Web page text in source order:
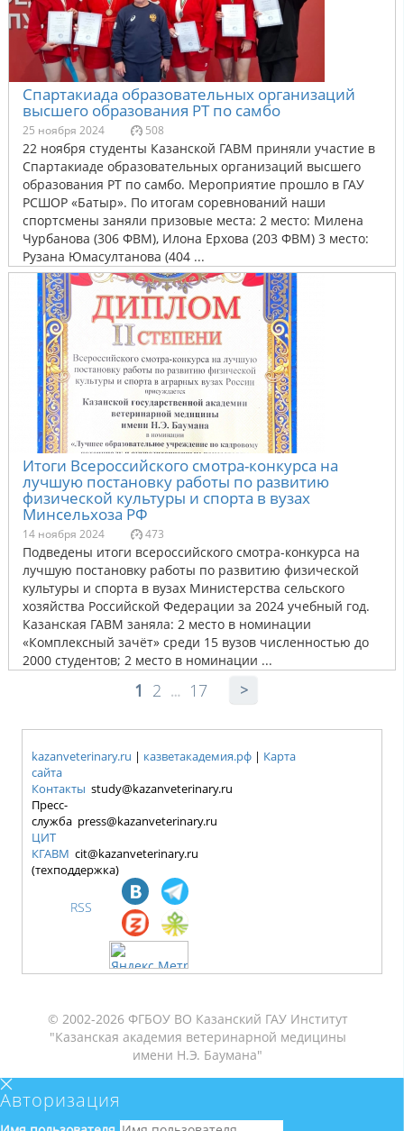
Спартакиада образовательных организаций
высшего образования РТ по самбо
25 ноября 2024 508
22 ноября студенты Казанской ГАВМ приняли участие в
Спартакиаде образовательных организаций высшего
образования РТ по самбо. Мероприятие прошло в ГАУ
РСШОР «Батыр». По итогам соревнований наши
спортсмены заняли призовые места: 2 место: Милена
Чурбанова (306 ФВМ), Илона Ерхова (203 ФВМ) 3 место:
Рузана Юмасултанова (404 ...
Итоги Всероссийского смотра-конкурса на
лучшую постановку работы по развитию
физической культуры и спорта в вузах
Минсельхоза РФ
14 ноября 2024 473
Подведены итоги всероссийского смотра-конкурса на
лучшую постановку работы по развитию физической
культуры и спорта в вузах Министерства сельского
хозяйства Российской Федерации за 2024 учебный год.
Казанская ГАВМ заняла: 2 место в номинации
«Комплексный зачёт» среди 15 вузов численностью до
2000 студентов; 2 место в номинации ...
1 2 … 17
kazanveterinary.ru | казветакадемия.рф | Карта
сайта
Контакты study@kazanveterinary.ru
Пресс-
служба press@kazanveterinary.ru
ЦИТ
КГАВМ cit@kazanveterinary.ru
(техподдержка)
RSS
© 2002-2026 ФГБОУ ВО Казанский ГАУ Институт
"Казанская академия ветеринарной медицины
имени Н.Э. Баумана"
Авторизация